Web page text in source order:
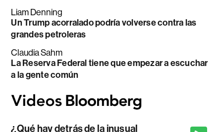
Liam Denning
Un Trump acorralado podría volverse contra las
grandes petroleras
Claudia Sahm
La Reserva Federal tiene que empezar a escuchar
a la gente común
¿Qué hay detrás de la inusual